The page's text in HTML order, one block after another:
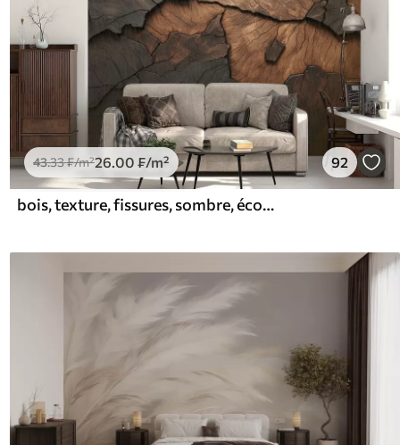
43.33₣/m²26.00 ₣/m² 92
bois, texture, fissures, sombre, écorce, surface